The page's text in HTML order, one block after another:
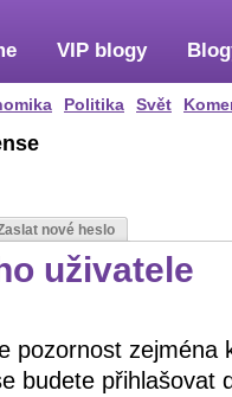
Politika Svět
VIP blogy
nové heslo
uživatele
pozornost zejména
budete přihlašovat